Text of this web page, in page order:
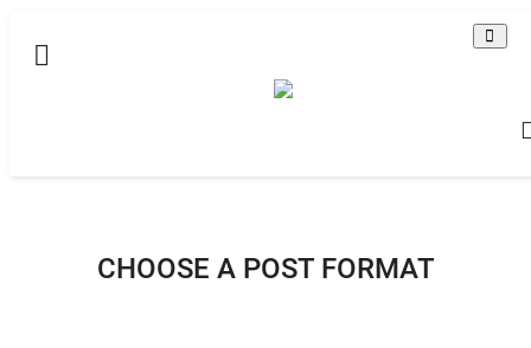
Brawl Stars - Бравл Старс
CHOOSE A POST FORMAT